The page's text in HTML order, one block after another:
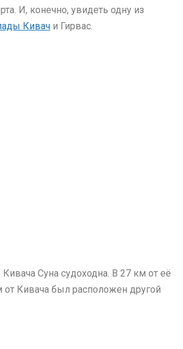
И, конечно, увидеть одну из
Кивач и Гирвас.
Суна судоходна. В 27 км от её
Кивача был расположен другой